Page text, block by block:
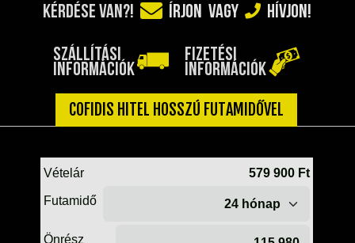
MOTORBLOKK KOMPLETT
SZERSZÁMOK
RUHÁZAT, VÉDŐFELSZERELÉSEK
TÜKRÖK (UNIVERZÁLIS)
ÜZEMANYAG ELLÁTÓ RENDSZER
KÉRDÉSE VAN?! ÍRJON VAGY HÍVJON!
SZÁLLÍTÁSI
INFORMÁCIÓK
FIZETÉSI
INFORMÁCIÓK
COFIDIS HITEL HOSSZÚ FUTAMIDŐVEL